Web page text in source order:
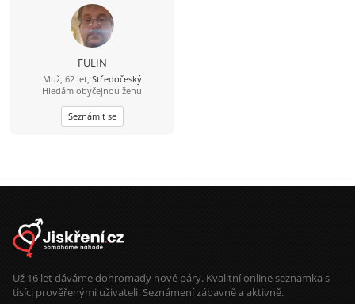
FULIN
Muž, 62 let, Středočeský
Hledám obyčejnou ženu
Seznámit se
Už 16 let dáváme dohromady nové páry. Kvalitní online seznamka s
tisíci prověřenými uživateli. Seznámení zábavně a aktivně.